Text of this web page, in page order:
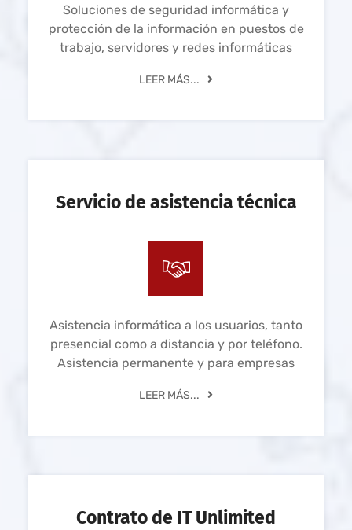
Soluciones de seguridad informática y
protección de la información en puestos de
trabajo, servidores y redes informáticas
LEER MÁS...
Servicio de asistencia técnica
Asistencia informática a los usuarios, tanto
presencial como a distancia y por teléfono.
Asistencia permanente y para empresas
LEER MÁS...
Contrato de IT Unlimited